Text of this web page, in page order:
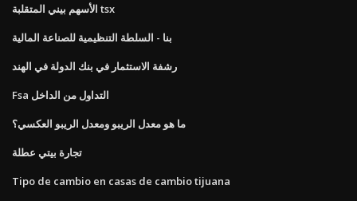
الأسهم بيني المتقلبة tsx
بنا - السلطة التنظيمية للصناعة المالية
رشفة الاستثمار في بنك الدولة في الهند
Fsa التداول من الداخل
ما هو معدل الريبو ومعدل الريبو العكسي؟
تجارة بيتي عطلة
Tipo de cambio en casas de cambio tijuana